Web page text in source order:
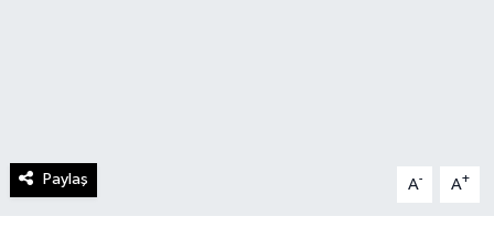
Paylaş A- A+